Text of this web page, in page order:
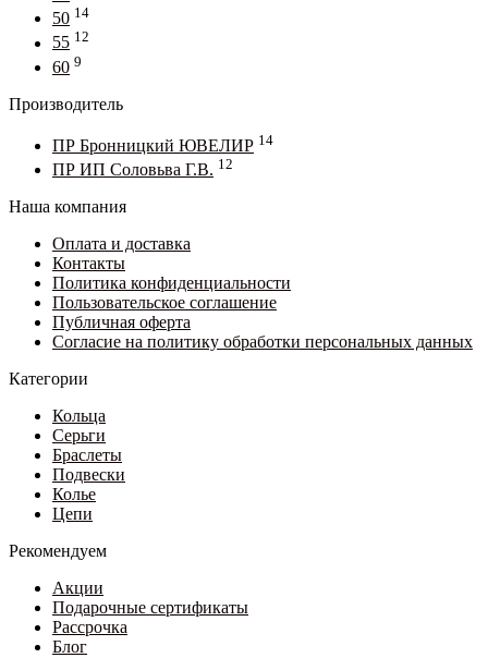
50 14
55 12
60 9
Производитель
ПР Бронницкий ЮВЕЛИР 14
ПР ИП Соловьва Г.В. 12
Наша компания
Оплата и доставка
Контакты
Политика конфиденциальности
Пользовательское соглашение
Публичная оферта
Согласие на политику обработки персональных данных
Категории
Кольца
Серьги
Браслеты
Подвески
Колье
Цепи
Рекомендуем
Акции
Подарочные сертификаты
Рассрочка
Блог